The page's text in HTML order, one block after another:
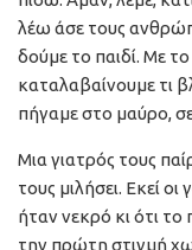
λέω άσε τους
δούμε το παιδί. Με
καταλαβαίνουμε τι
πήγαμε στο μαύρο,
Μια γιατρός τους
τους μιλήσει. Εκεί οι
ήταν νεκρό κι ότι
την πρώτη στιγμή